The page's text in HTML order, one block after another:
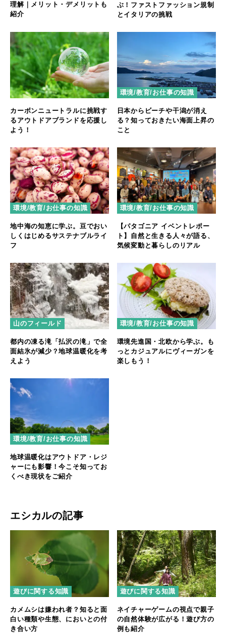
理解｜メリット・デメリットも
紹介
ぶ！ファストファッション規制
とイタリアの挑戦
カーボンニュートラルに挑戦す
るアウトドアブランドを応援し
よう！
環境/教育/お仕事の知識
日本からビーチや干潟が消え
る？知っておきたい海面上昇の
こと
環境/教育/お仕事の知識
地中海の知恵に学ぶ。豆でおい
しくはじめるサステナブルライ
フ
環境/教育/お仕事の知識
【パタゴニア イベントレポー
ト】自然と生きる人々が語る、
気候変動と暮らしのリアル
山のフィールド
都内の凍る滝「払沢の滝」で全
面結氷が減少？地球温暖化を考
えよう
環境/教育/お仕事の知識
環境先進国・北欧から学ぶ。も
っとカジュアルにヴィーガンを
楽しもう！
環境/教育/お仕事の知識
地球温暖化はアウトドア・レジ
ャーにも影響！今こそ知ってお
くべき現状をご紹介
エシカルの記事
遊びに関する知識
カメムシは嫌われ者？知ると面
白い種類や生態、においとの付
き合い方
遊びに関する知識
ネイチャーゲームの視点で親子
の自然体験が広がる！遊び方の
例も紹介